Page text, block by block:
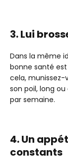
3. Lui
Dans la même
bonne santé
cela, munissez-
son poil, long
par semaine.
4. Un
constants